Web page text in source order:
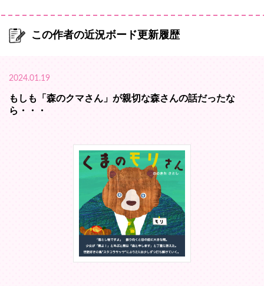
この作者の近況ボード更新履歴
2024.01.19
もしも「森のクマさん」が親切な森さんの話だったな
ら・・・